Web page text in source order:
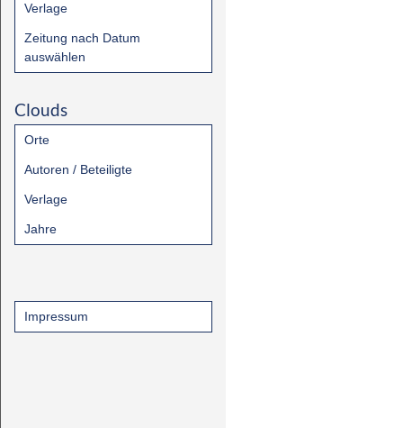
Verlage
Zeitung nach Datum
auswählen
Clouds
Orte
Autoren / Beteiligte
Verlage
Jahre
Impressum